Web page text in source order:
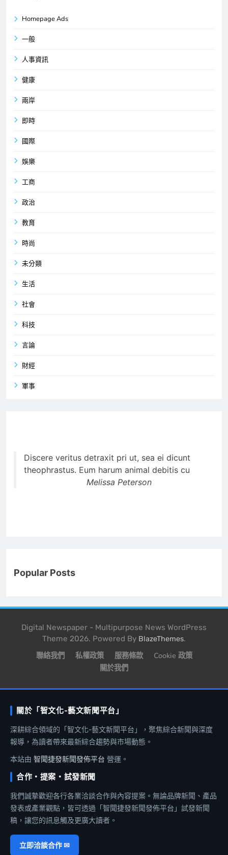
Homepage Ads
一般
人事資訊
健康
兩岸
即時
國際
娛樂
工商
政治
教育
時尚
未分類
生活
社會
科技
言論
財經
軍事
Discere veritus detraxit pri ut, sea ei dicunt
theophrastus. Eum harum animal debitis cu
Melissa Peterson
Popular Posts
Digital Newspaper - Multipurpose News WordPress
Theme 2026. Powered By BlazeThemes.
聯絡我們 私權政策 服務條款
Cookie 政策
關於我們
關於「智文化-藝文新聞平台」
深耕綜合領域的「智文化-藝文新聞平台」，聚焦綜合新聞與深度
報導，為讀者帶來最新綜合趨勢與市場動態。
本站由 智聞捷發新聞發佈平台 營運。
合作・提案・試發新聞
我們誠摯歡迎各行各業洽談合作與內容提案。無論品牌新聞、產品
發表或產業觀點，皆可透過「智聞捷發新聞發佈平台」試發新聞
稿，讓您的訊息觸及更廣大讀者。
立即洽談合作 ✉